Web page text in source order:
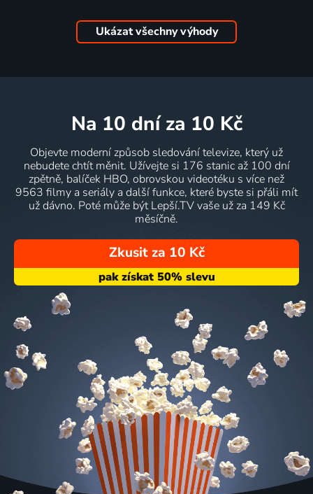
Ukázat všechny výhody
na 10 dní za 10 Kč
Objevte moderní způsob sledování televize, který už
nebudete chtít měnit. Užívejte si 176 stanic až 100 dní
zpětně, balíček HBO, obrovskou videotéku s více než
9563 filmy a seriály a další funkce, které byste si přáli mít
už dávno. Poté může být Lepší.TV vaše už za 149 Kč
měsíčně.
Zkusit za 10 Kč